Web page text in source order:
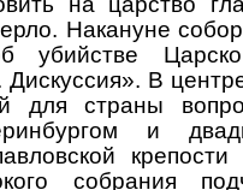
Накануне
убийстве
В
для страны
и
крепости
собрания